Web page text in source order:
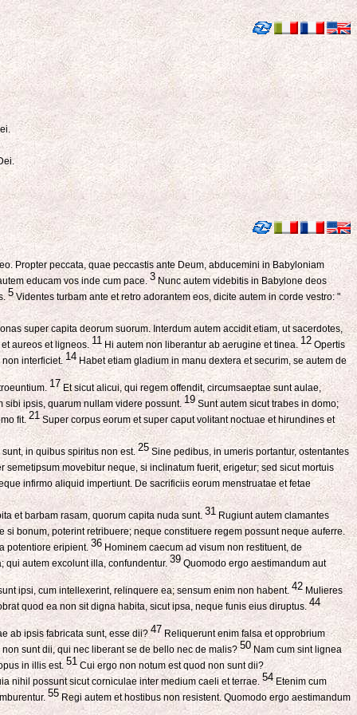
Propter peccata, quae peccastis ante Deum, abducemini in Babyloniam
educam vos inde cum pace.3 Nunc autem videbitis in Babylone deos
5Videntes turbam ante et retro adorantem eos, dicite autem in corde vestro: "
super capita deorum suorum. Interdum autem accidit etiam, ut sacerdotes,
aureos et ligneos.11 Hi autem non liberantur ab aerugine et tinea. 12Opertis
non interficiet.14 Habet etiam gladium in manu dextera et securim, se autem de
17Et sicut alicui, qui regem offendit, circumsaeptae sunt aulae,
ipsis, quarum nullam videre possunt.19 Sunt autem sicut trabes in domo;
fit. 21Super corpus eorum et super caput volitant noctuae et hirundines et
in quibus spiritus non est. 25Sine pedibus, in umeris portantur, ostentantes
movebitur neque, si inclinatum fuerit, erigetur; sed sicut mortuis
infirmo aliquid impertiunt. De sacrificiis eorum menstruatae et fetae
et barbam rasam, quorum capita nuda sunt. 31Rugiunt autem clamantes
bonum, poterint retribuere; neque constituere regem possunt neque auferre.
potentiore eripient.36 Hominem caecum ad visum non restituent, de
autem excolunt illa, confundentur. 39Quomodo ergo aestimandum aut
ipsi, cum intellexerint, relinquere ea; sensum enim non habent. 42Mulieres
quod ea non sit digna habita, sicut ipsa, neque funis eius diruptus.44
ab ipsis fabricata sunt, esse dii?47 Reliquerunt enim falsa et opprobrium
sunt dii, qui nec liberant se de bello nec de malis?50Nam cum sint lignea
in illis est.51 Cui ergo non notum est quod non sunt dii?
nihil possunt sicut corniculae inter medium caeli et terrae.54Etenim cum
55Regi autem et hostibus non resistent. Quomodo ergo aestimandum